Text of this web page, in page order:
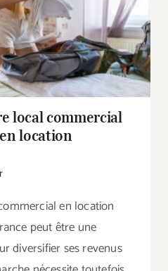
commercial en Ile-
saisonnière
local commercial
location
en location
peut être une
diversifier ses revenus